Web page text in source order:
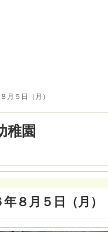
月５日（月）
稚園
８月５日（月）